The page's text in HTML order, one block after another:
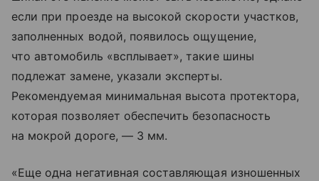
если при проезде на высокой скорости участков,
заполненных водой, появилось ощущение,
что автомобиль «всплывает», такие шины
подлежат замене, указали эксперты.
Рекомендуемая минимальная высота протектора,
которая позволяет обеспечить безопасность
на мокрой дороге, — 3 мм.
«Еще одна негативная составляющая изношенных